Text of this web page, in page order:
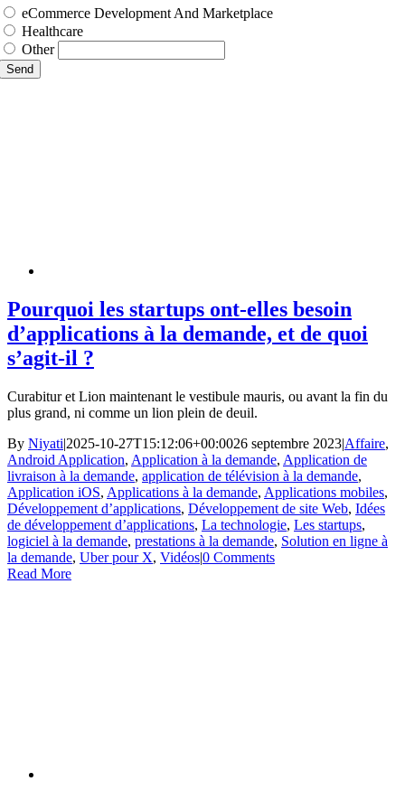
eCommerce Development And Marketplace
Healthcare
Other
Send
Pourquoi les startups ont-elles besoin
d’applications à la demande, et de quoi
s’agit-il ?
Curabitur et Lion maintenant le vestibule mauris, ou avant la fin du
plus grand, ni comme un lion plein de deuil.
By Niyati|2025-10-27T15:12:06+00:0026 septembre 2023|Affaire,
Android Application, Application à la demande, Application de
livraison à la demande, application de télévision à la demande,
Application iOS, Applications à la demande, Applications mobiles,
Développement d’applications, Développement de site Web, Idées
de développement d’applications, La technologie, Les startups,
logiciel à la demande, prestations à la demande, Solution en ligne à
la demande, Uber pour X, Vidéos|0 Comments
Read More